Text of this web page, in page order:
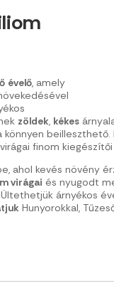
évelő, amely
zöldek, kékes
beilleszthető.
finom
ahol kevés növény
virágai és nyugodt
árnyékos
Hunyorokkal,